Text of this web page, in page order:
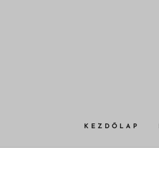
KEZDŐLAP